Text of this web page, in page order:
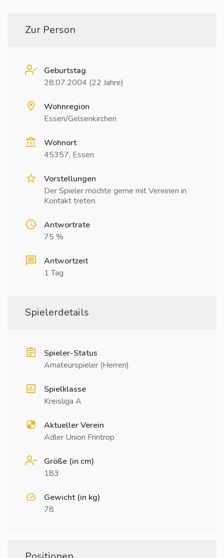
Zur Person
Geburtstag
28.07.2004 (22 Jahre)
Wohnregion
Essen/Gelsenkirchen
Wohnort
45357, Essen
Vorstellungen
Der Spieler möchte gerne mit Vereinen in
Kontakt treten.
Antwortrate
75 %
Antwortzeit
1 Tag
Spielerdetails
Spieler-Status
Amateurspieler (Herren)
Spielklasse
Kreisliga A
Aktueller Verein
Adler Union Frintrop
Größe (in cm)
183
Gewicht (in kg)
78